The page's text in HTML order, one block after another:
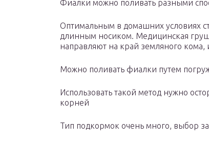
Фиалки можно поливать разными
Оптимальным в домашних условиях
длинным носиком. Медицинская
направляют на край земляного кома,
Можно поливать фиалки путем
Использовать такой метод нужно
корней
Тип подкормок очень много, выбор